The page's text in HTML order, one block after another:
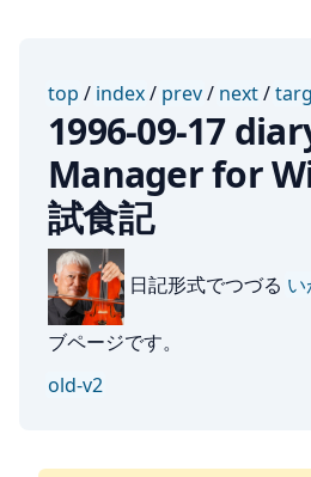
top / index/ prev/ next/
1996-09-17
Manager for
試食記
日記形式でつづる
ブページです。
old-v2